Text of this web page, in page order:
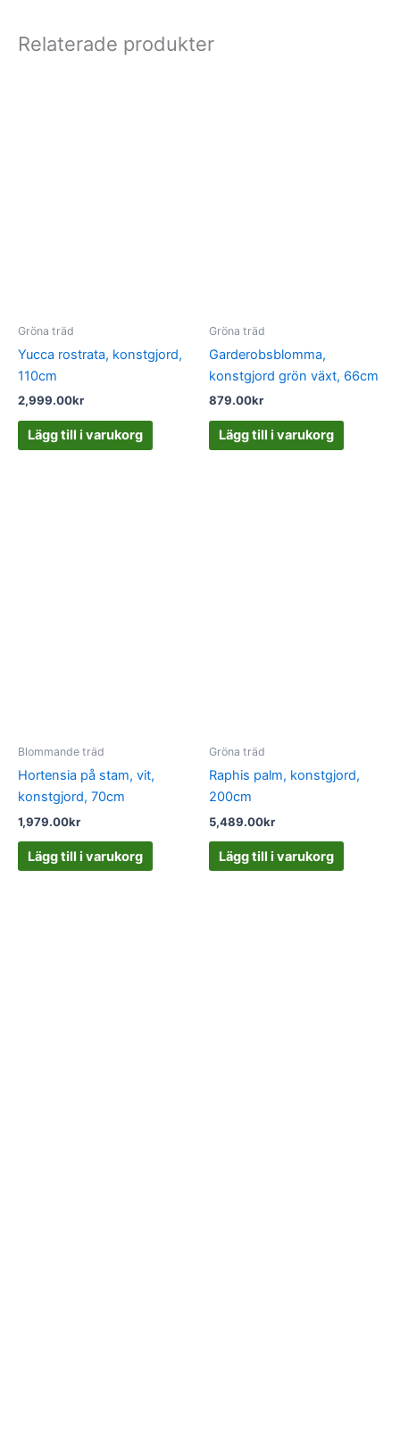
Relaterade produkter
Gröna träd
Yucca rostrata, konstgjord,
110cm
2,999.00kr
Lägg till i varukorg
Gröna träd
Garderobsblomma,
konstgjord grön växt, 66cm
879.00kr
Lägg till i varukorg
Blommande träd
Hortensia på stam, vit,
konstgjord, 70cm
1,979.00kr
Lägg till i varukorg
Gröna träd
Raphis palm, konstgjord,
200cm
5,489.00kr
Lägg till i varukorg